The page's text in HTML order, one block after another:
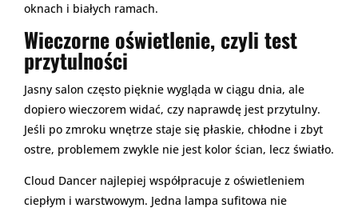
oknach i białych ramach.
Wieczorne oświetlenie, czyli test
przytulności
Jasny salon często pięknie wygląda w ciągu dnia, ale
dopiero wieczorem widać, czy naprawdę jest przytulny.
Jeśli po zmroku wnętrze staje się płaskie, chłodne i zbyt
ostre, problemem zwykle nie jest kolor ścian, lecz światło.
Cloud Dancer najlepiej współpracuje z oświetleniem
ciepłym i warstwowym. Jedna lampa sufitowa nie